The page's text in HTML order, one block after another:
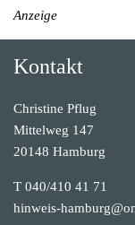
Anzeige
Kontakt
Christine Pflug
Mittelweg 147
20148 Hamburg
T 040/410 41 71
hinweis-